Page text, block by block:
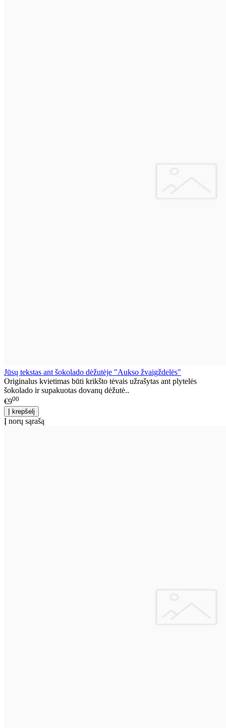
Jūsų tekstas ant šokolado dėžutėje "Aukso žvaigždelės"
Originalus kvietimas būti krikšto tėvais užrašytas ant plytelės
šokolado ir supakuotas dovanų dėžutė..
€900
Į norų sąrašą